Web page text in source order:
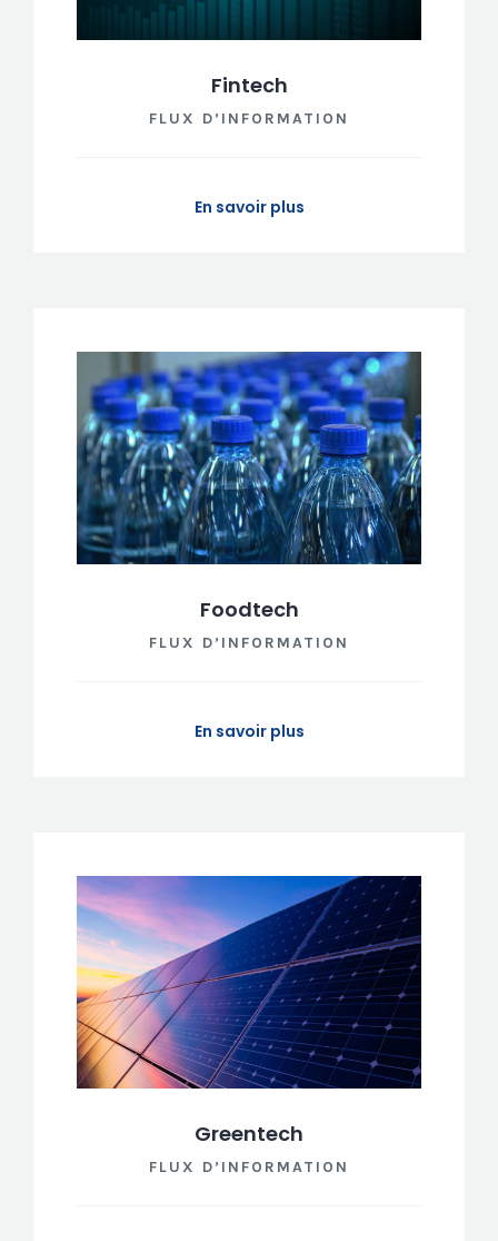
Fintech
FLUX D’INFORMATION
En savoir plus
Foodtech
FLUX D’INFORMATION
En savoir plus
Greentech
FLUX D’INFORMATION